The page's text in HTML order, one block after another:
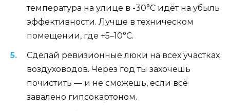
температура на улице в -30°C идёт на убыль
эффективности. Лучше в техническом
помещении, где +5–10°C.
Сделай ревизионные люки на всех участках
воздуховодов. Через год ты захочешь
почистить — и не сможешь, если всё
завалено гипсокартоном.